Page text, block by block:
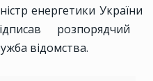
енергетики України
розпорядчий
відомства.